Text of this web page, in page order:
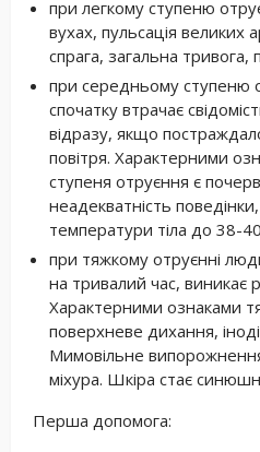
при легкому ступеню
вухах, пульсація великих
спрага, загальна тривога,
при середньому ступеню
спочатку втрачає
відразу, якщо
повітря. Характерними
ступеня отруєння є
неадекватність
температури тіла до 38-
при тяжкому отруєнні
на тривалий час, виникає
Характерними ознаками
поверхневе дихання,
Мимовільне
міхура. Шкіра стає
Перша допомога: